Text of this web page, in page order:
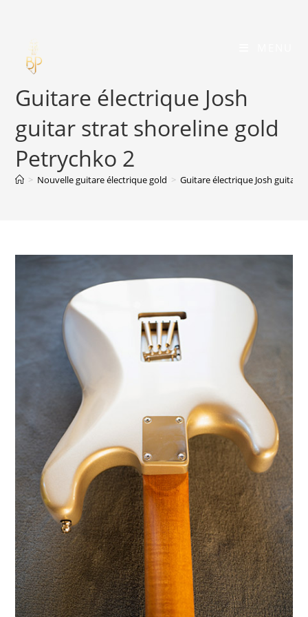
content
Guitare électrique Josh
guitar strat shoreline gold
Petrychko 2
> Nouvelle guitare électrique gold > Guitare électrique Josh guitar